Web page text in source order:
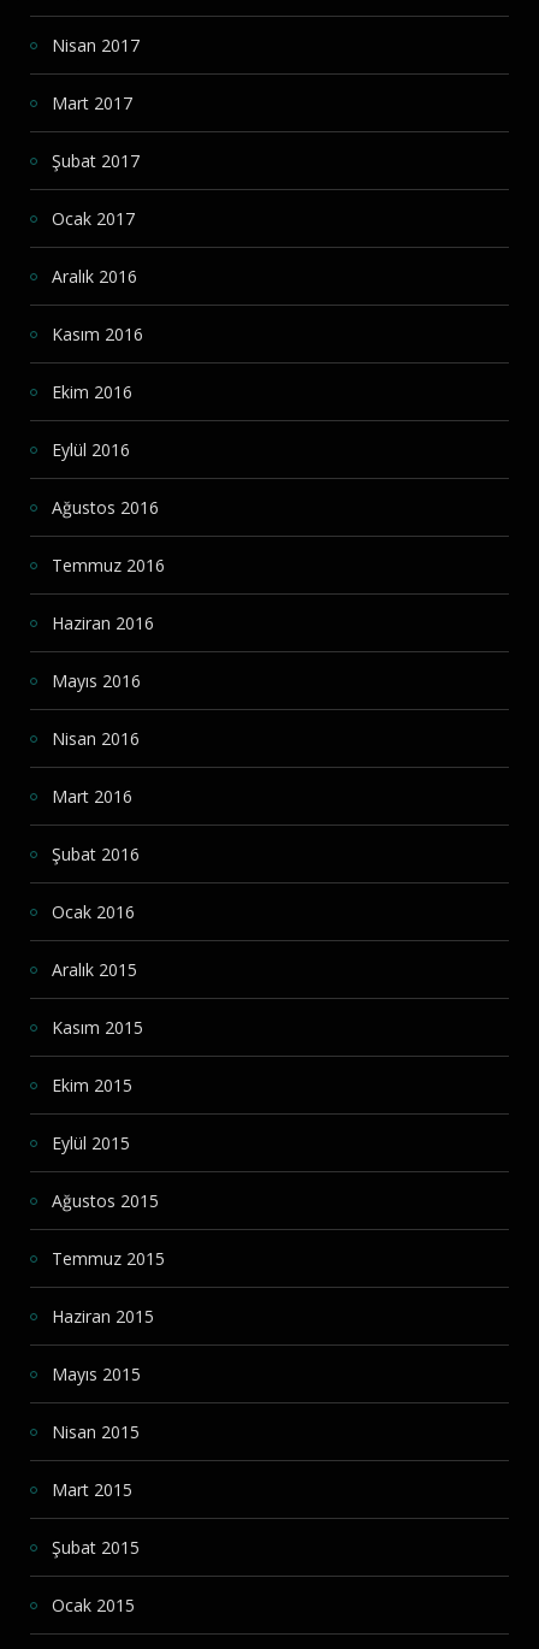
Nisan 2017
Mart 2017
Şubat 2017
Ocak 2017
Aralık 2016
Kasım 2016
Ekim 2016
Eylül 2016
Ağustos 2016
Temmuz 2016
Haziran 2016
Mayıs 2016
Nisan 2016
Mart 2016
Şubat 2016
Ocak 2016
Aralık 2015
Kasım 2015
Ekim 2015
Eylül 2015
Ağustos 2015
Temmuz 2015
Haziran 2015
Mayıs 2015
Nisan 2015
Mart 2015
Şubat 2015
Ocak 2015